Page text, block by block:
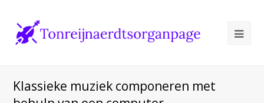
Klassieke muziek componeren met